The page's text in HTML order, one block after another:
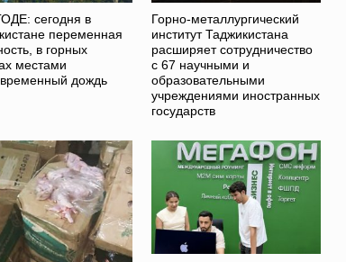
сегодня в
переменная
в горных
местами
дождь
Горно-металлургический
институт Таджикистана
расширяет сотрудничество
с 67 научными и
образовательными
учреждениями иностранных
государств